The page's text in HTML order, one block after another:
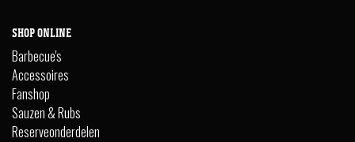
SHOP ONLINE
Barbecue's
Accessoires
Fanshop
Sauzen & Rubs
Reserveonderdelen